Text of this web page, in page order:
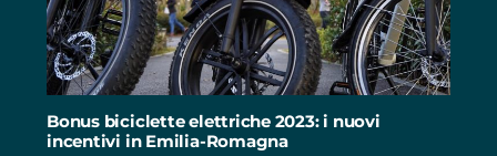
Bonus biciclette elettriche 2023: i nuovi
incentivi in Emilia-Romagna